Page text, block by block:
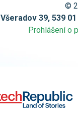
©
Všeradov 39, 539
Prohlášení o